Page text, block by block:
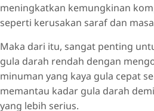
meningkatkan kemungkinan
seperti kerusakan saraf dan
Maka dari itu, sangat penting
gula darah rendah dengan
minuman yang kaya gula cepat
memantau kadar gula darah
yang lebih serius.